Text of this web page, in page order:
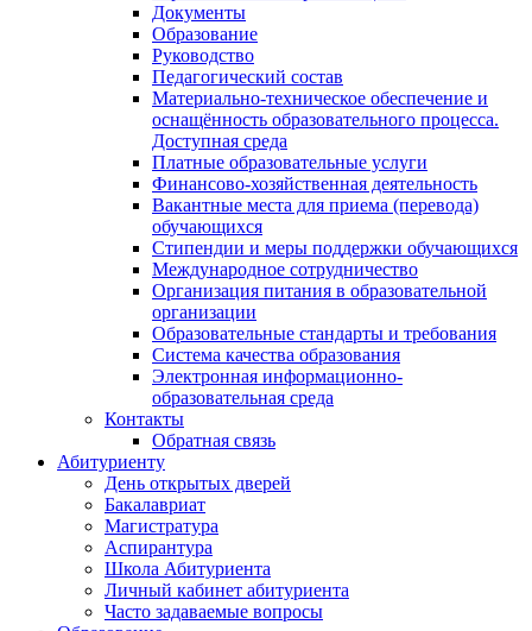
Документы
Образование
Руководство
Педагогический состав
Материально-техническое обеспечение и
оснащённость образовательного процесса.
Доступная среда
Платные образовательные услуги
Финансово-хозяйственная деятельность
Вакантные места для приема (перевода)
обучающихся
Стипендии и меры поддержки обучающихся
Международное сотрудничество
Организация питания в образовательной
организации
Образовательные стандарты и требования
Система качества образования
Электронная информационно-
образовательная среда
Контакты
Обратная связь
Абитуриенту
День открытых дверей
Бакалавриат
Магистратура
Аспирантура
Школа Абитуриента
Личный кабинет абитуриента
Часто задаваемые вопросы